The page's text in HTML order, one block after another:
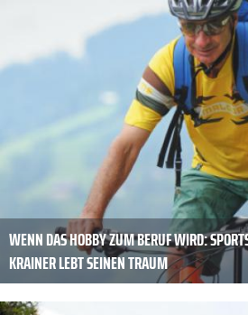
WENN DAS HOBBY ZUM BERUF WIRD:
KRAINER LEBT SEINEN TRAUM